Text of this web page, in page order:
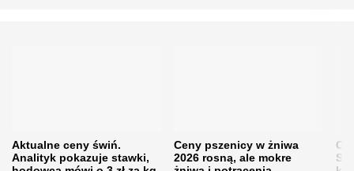
Aktualne ceny świń.
Analityk pokazuje stawki,
Ceny pszenicy w żniwa
2026 rosną, ale mokre